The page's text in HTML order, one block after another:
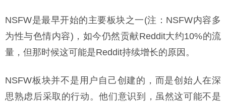
NSFW是最早开始的主要板块之一(注：NSFW内容多
为性与色情内容)，如今仍然贡献Reddit大约10%的流
量，但那时候这可能是Reddit持续增长的原因。
NSFW板块并不是用户自己创建的，而是创始人在深
思熟虑后采取的行动。他们意识到，虽然这可能不是